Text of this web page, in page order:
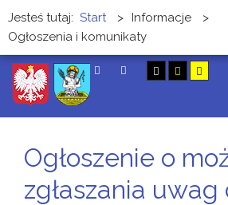
Jesteś tutaj: Start > Informacje
>
Ogłoszenia i komunikaty
Ogłoszenie o
zgłaszania uwag